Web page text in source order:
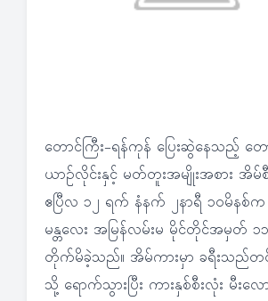
တောင်ကြီး-ရန်ကုန် ပြေးဆွဲနေသည့် တေ
ယာဉ်လိုင်းနှင့် မတ်တူးအမျိုးအစား အိမ်
ဧပြီလ ၁၂ ရက် နံနက် ၂နာရီ ၁၀မိနစ်
မန္တလေး အမြန်လမ်းမ မိုင်တိုင်အမှတ် ၁
တိုက်မိခဲ့သည်။ အိမ်ကားမှာ ခရီးသည်တ
သို့ ရောက်သွားပြီး ကားနှစ်စီးလုံး မီးလေ